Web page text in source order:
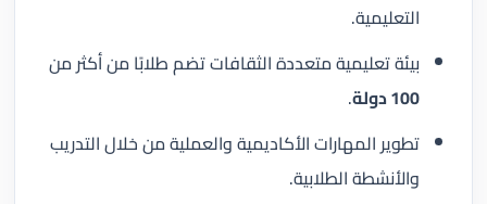
التعليمية.
بيئة تعليمية متعددة الثقافات تضم طلابًا من أكثر من
100 دولة
.
تطوير المهارات الأكاديمية والعملية من خلال التدريب
والأنشطة الطلابية.